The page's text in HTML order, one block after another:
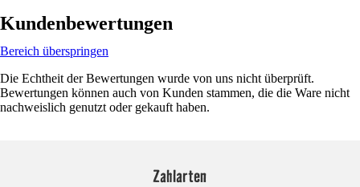
Kundenbewertungen
Bereich überspringen
Die Echtheit der Bewertungen wurde von uns nicht überprüft.
Bewertungen können auch von Kunden stammen, die die Ware nicht
nachweislich genutzt oder gekauft haben.
Zahlarten